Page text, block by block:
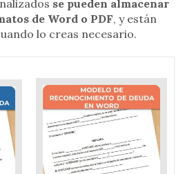
se pueden almacenar
de Word o PDF, y están
lo creas necesario.